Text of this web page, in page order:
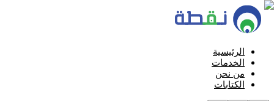
الرئيسية
الخدمات
من نحن
الكتابات